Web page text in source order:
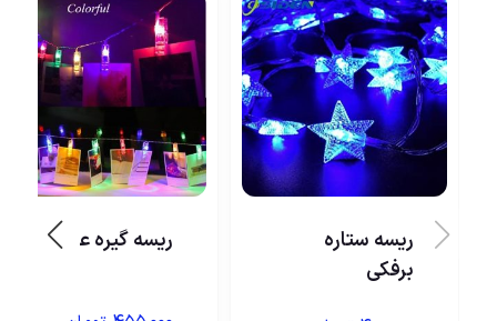
ریسه ستاره
برفکی
ریسه گیره عکس